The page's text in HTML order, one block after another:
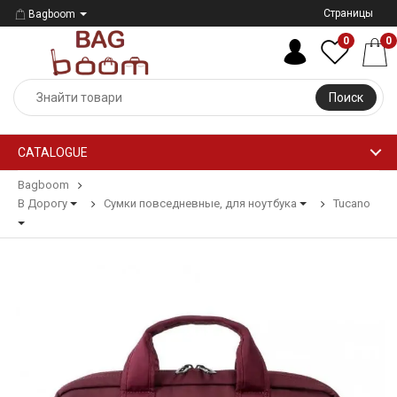
Bagboom Страницы
Поиск
0 0
CATALOGUE
Bagboom
В Дорогу
Сумки повседневные, для ноутбука Tucano